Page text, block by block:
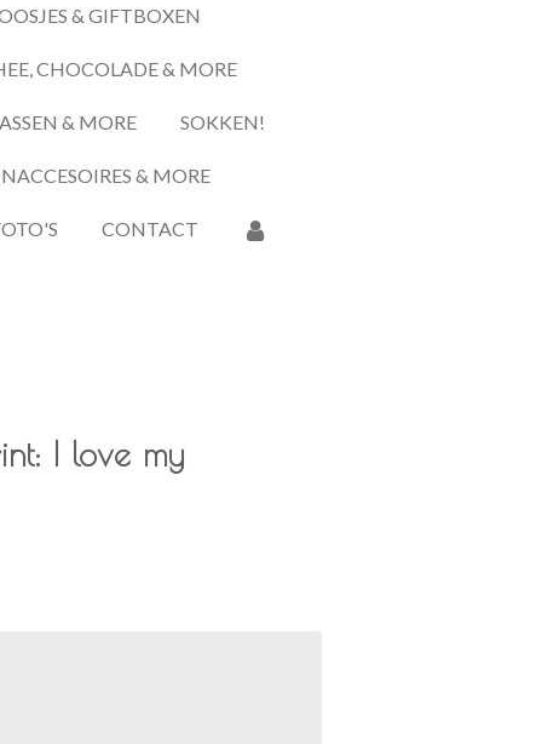
& GIFTBOXEN
CHOCOLADE & MORE
& MORE SOKKEN!
& MORE
CONTACT
I love my